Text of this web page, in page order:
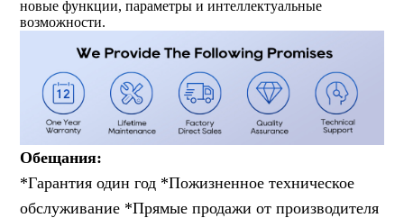
новые функции, параметры и интеллектуальные
возможности.
Обещания:
*Гарантия один год *Пожизненное техническое
обслуживание *Прямые продажи от производителя